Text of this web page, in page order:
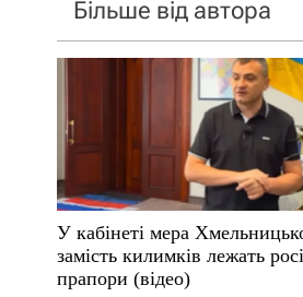
Більше від автора
У кабінеті мера
замість килимків лежать
прапори (відео)